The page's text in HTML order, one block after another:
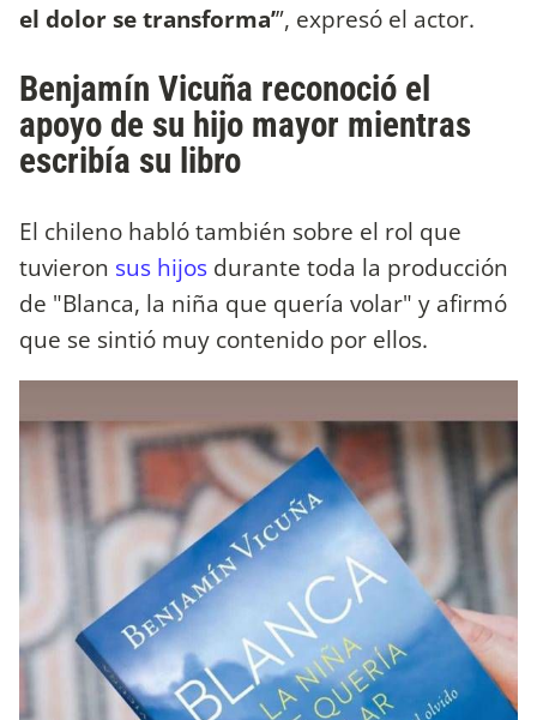
el dolor se transforma’”, expresó el actor.
Benjamín Vicuña reconoció el
apoyo de su hijo mayor mientras
escribía su libro
El chileno habló también sobre el rol que
tuvieron sus hijos durante toda la producción
de "Blanca, la niña que quería volar" y afirmó
que se sintió muy contenido por ellos.